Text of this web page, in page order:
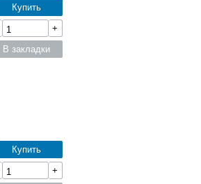
Купить
+
В закладки
Купить
+